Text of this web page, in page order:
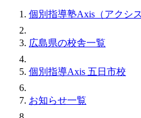
個別指導塾Axis（アクシ
広島県の校舎一覧
個別指導Axis 五日市校
お知らせ一覧